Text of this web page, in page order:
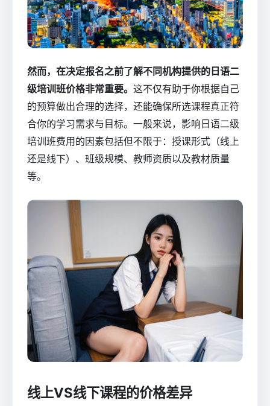
然而，在决定报名之前了解不同机构提供的日语二
级培训班价格非常重要。 这不仅有助于你根据自己
的预算做出合理的选择，还能确保所选课程真正符
合你的学习需求与目标。一般来说，影响日语二级
培训班费用的因素包括但不限于：授课形式（线上
还是线下）、班级规模、教师资质以及教材质量
等。
线上VS线下课程的价格差异